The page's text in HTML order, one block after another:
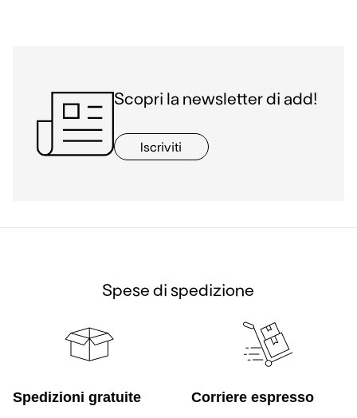
Scopri la newsletter di add!
Iscriviti
Spese di spedizione
Spedizioni gratuite Corriere espresso